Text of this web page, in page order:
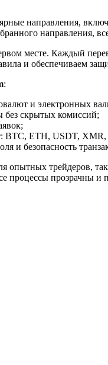
направления,
направления,
месте. Каждый
и обеспечиваем
:
и электронных
скрытых комиссий;
BTC, ETH, USDT,
и безопасность
опытных трейдеров,
процессы прозрачны